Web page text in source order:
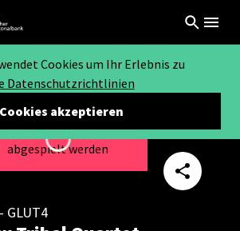
Cookies um Ihr Erlebnis zu
Datenschutzrichtlinien
Cookies akzeptieren
Dieses Video kann nicht
abgespielt werden
Loading...
GLUT4